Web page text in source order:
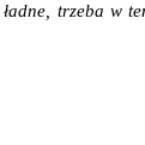
trzeba w